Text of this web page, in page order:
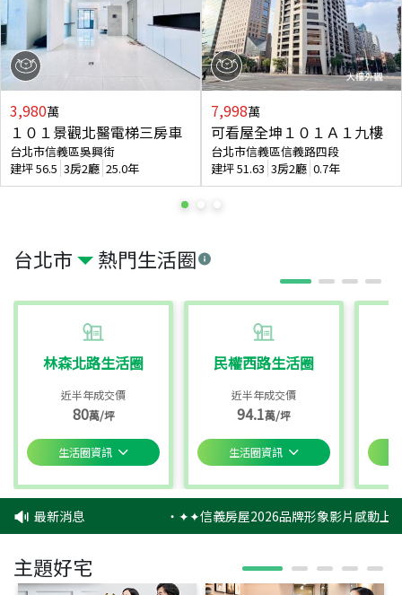
台北市 熱門生活圈
林森北路生活圈
近半年成交價
80萬/坪
生活圈資訊
民權西路生活圈
近半年成交價
94.1萬/坪
生活圈資訊
3,980萬
１０１景觀北醫電梯三房車
台北市信義區吳興街
建坪56.5 3房2廳 25.0年
7,998萬
可看屋全坤１０１Ａ１九樓
台北市信義區信義路四段
建坪51.63 3房2廳 0.7年
最新消息 ‧✦✦信義房屋2026品牌形象影片感動上
主題好宅